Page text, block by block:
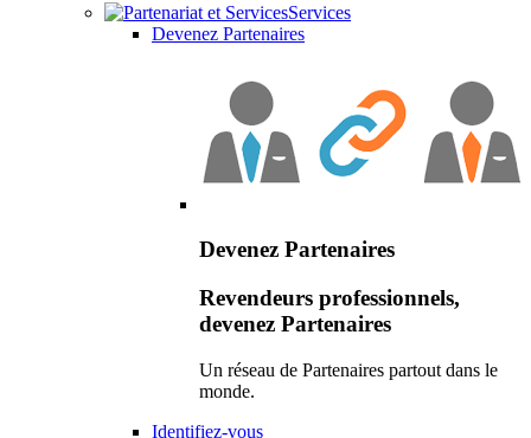
Services
Devenez Partenaires
Devenez Partenaires
Revendeurs professionnels,
devenez Partenaires
Un réseau de Partenaires partout dans le
monde.
Identifiez-vous